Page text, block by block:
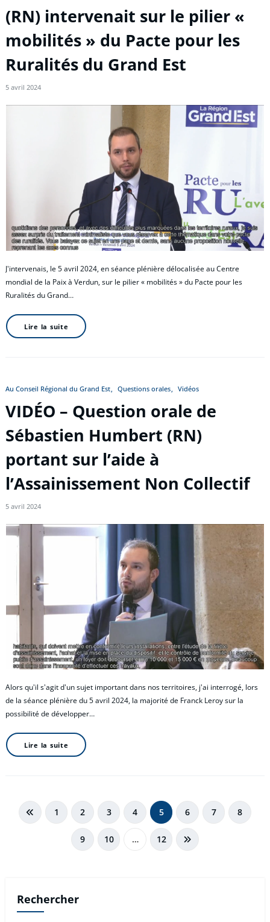
(RN) intervenait sur le pilier «
mobilités » du Pacte pour les
Ruralités du Grand Est
5 avril 2024
J'intervenais, le 5 avril 2024, en séance plénière délocalisée au Centre
mondial de la Paix à Verdun, sur le pilier « mobilités » du Pacte pour les
Ruralités du Grand…
Lire la suite
Au Conseil Régional du Grand Est Questions orales Vidéos
VIDÉO – Question orale de
Sébastien Humbert (RN)
portant sur l’aide à
l’Assainissement Non Collectif
5 avril 2024
Alors qu'il s'agit d'un sujet important dans nos territoires, j'ai interrogé, lors
de la séance plénière du 5 avril 2024, la majorité de Franck Leroy sur la
possibilité de développer…
Lire la suite
Pagination
1 2 3 4 5 6 7 8
9 10 … 12
Rechercher